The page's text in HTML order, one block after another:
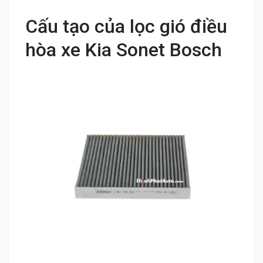
Cấu tạo của lọc gió điều
hòa xe Kia Sonet Bosch